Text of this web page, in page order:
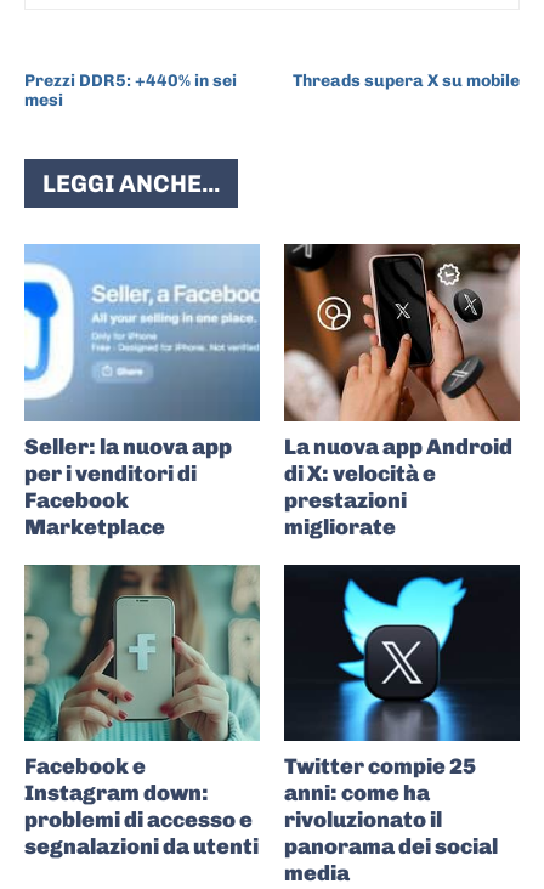
Prezzi DDR5: +440% in sei
mesi
Threads supera X su mobile
LEGGI ANCHE...
Seller: la nuova app
per i venditori di
Facebook
Marketplace
La nuova app Android
di X: velocità e
prestazioni
migliorate
Facebook e
Instagram down:
problemi di accesso e
segnalazioni da utenti
Twitter compie 25
anni: come ha
rivoluzionato il
panorama dei social
media